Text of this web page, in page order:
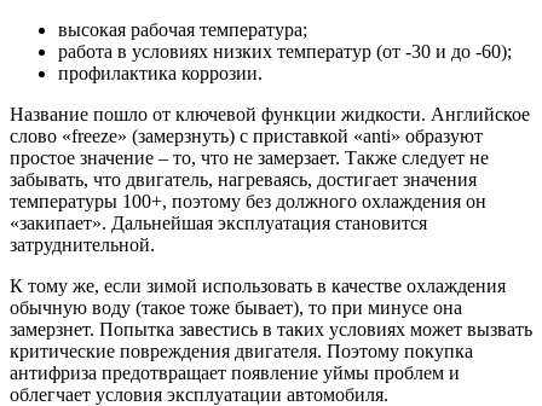
высокая рабочая температура;
работа в условиях низких температур (от -30 и до -60);
профилактика коррозии.
Название пошло от ключевой функции жидкости. Английское
слово «freeze» (замерзнуть) с приставкой «anti» образуют
простое значение – то, что не замерзает. Также следует не
забывать, что двигатель, нагреваясь, достигает значения
температуры 100+, поэтому без должного охлаждения он
«закипает». Дальнейшая эксплуатация становится
затруднительной.
К тому же, если зимой использовать в качестве охлаждения
обычную воду (такое тоже бывает), то при минусе она
замерзнет. Попытка завестись в таких условиях может вызвать
критические повреждения двигателя. Поэтому покупка
антифриза предотвращает появление уймы проблем и
облегчает условия эксплуатации автомобиля.